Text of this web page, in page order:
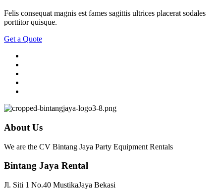
Felis consequat magnis est fames sagittis ultrices placerat sodales
porttitor quisque.
Get a Quote
About Us
We are the CV Bintang Jaya Party Equipment Rentals
Bintang Jaya Rental
Jl. Siti 1 No.40 MustikaJaya Bekasi